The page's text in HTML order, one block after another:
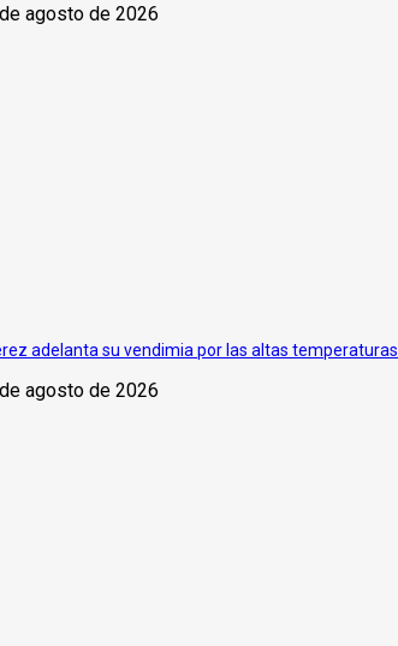
agosto de 2026
adelanta su vendimia por las altas temperaturas
agosto de 2026